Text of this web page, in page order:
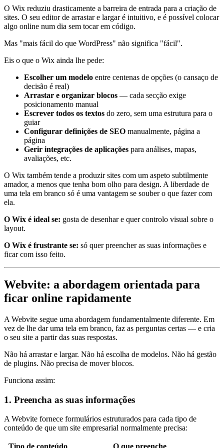
O Wix reduziu drasticamente a barreira de entrada para a criação de
sites. O seu editor de arrastar e largar é intuitivo, e é possível colocar
algo online num dia sem tocar em código.
Mas "mais fácil do que WordPress" não significa "fácil".
Eis o que o Wix ainda lhe pede:
Escolher um modelo entre centenas de opções (o cansaço de
decisão é real)
Arrastar e organizar blocos — cada secção exige
posicionamento manual
Escrever todos os textos do zero, sem uma estrutura para o
guiar
Configurar definições de SEO manualmente, página a
página
Gerir integrações de aplicações para análises, mapas,
avaliações, etc.
O Wix também tende a produzir sites com um aspeto subtilmente
amador, a menos que tenha bom olho para design. A liberdade de
uma tela em branco só é uma vantagem se souber o que fazer com
ela.
O Wix é ideal se: gosta de desenhar e quer controlo visual sobre o
layout.
O Wix é frustrante se: só quer preencher as suas informações e
ficar com isso feito.
Webvite: a abordagem orientada para
ficar online rapidamente
A Webvite segue uma abordagem fundamentalmente diferente. Em
vez de lhe dar uma tela em branco, faz as perguntas certas — e cria
o seu site a partir das suas respostas.
Não há arrastar e largar. Não há escolha de modelos. Não há gestão
de plugins. Não precisa de mover blocos.
Funciona assim:
1. Preencha as suas informações
A Webvite fornece formulários estruturados para cada tipo de
conteúdo de que um site empresarial normalmente precisa: